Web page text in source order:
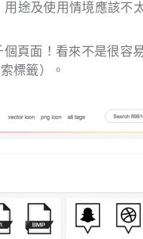
途及使用情境應該不
頁面！看來不是很
標籤）。